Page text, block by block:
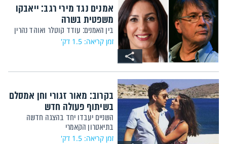
אמנים נגד מירי רגב: ייאבקו
משפטית בשרה
בין האמנים: עודד קוטלר ואוהד נהרין
זמן קריאה: 1.5 דק'
בקרוב: מאור זגורי וחן אמסלם
בשיתוף פעולה חדש
השניים יעבדו יחד בהצגה חדשה
בתיאטרון הקאמרי
זמן קריאה: 1.5 דק'